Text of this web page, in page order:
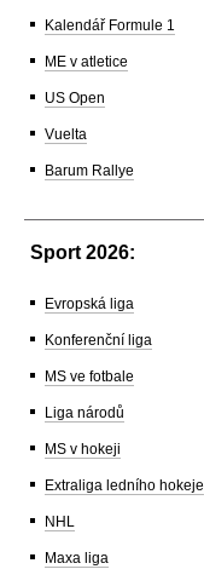
Kalendář Formule 1
ME v atletice
US Open
Vuelta
Barum Rallye
Sport 2026:
Evropská liga
Konferenční liga
MS ve fotbale
Liga národů
MS v hokeji
Extraliga ledního hokeje
NHL
Maxa liga